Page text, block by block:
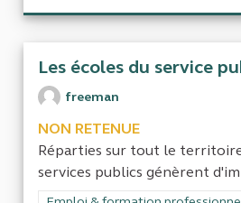
Les écoles du service
freeman
NON RETENUE
Réparties sur tout le
services publics génèrent